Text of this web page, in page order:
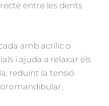
entre les dents
amb acrílic o
i ajuda a relaxar els
reduint la tensió